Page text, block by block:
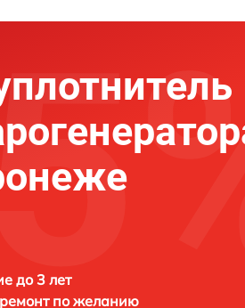
до 3 лет
ремонт по желанию